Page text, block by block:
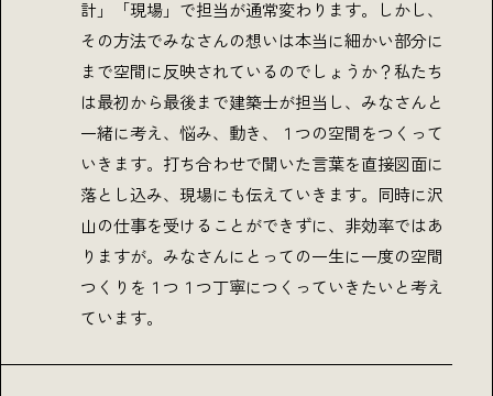
計」「現場」で担当が通常変わります。しかし、
その方法でみなさんの想いは本当に細かい部分に
まで空間に反映されているのでしょうか？私たち
は最初から最後まで建築士が担当し、みなさんと
一緒に考え、悩み、動き、１つの空間をつくって
いきます。打ち合わせで聞いた言葉を直接図面に
落とし込み、現場にも伝えていきます。同時に沢
山の仕事を受けることができずに、非効率ではあ
りますが。みなさんにとっての一生に一度の空間
つくりを１つ１つ丁寧につくっていきたいと考え
ています。